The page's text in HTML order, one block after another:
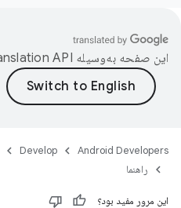
این صفحه به‌وسیله
Android Developers
Develop
راهنما
این مرور مفید بود؟